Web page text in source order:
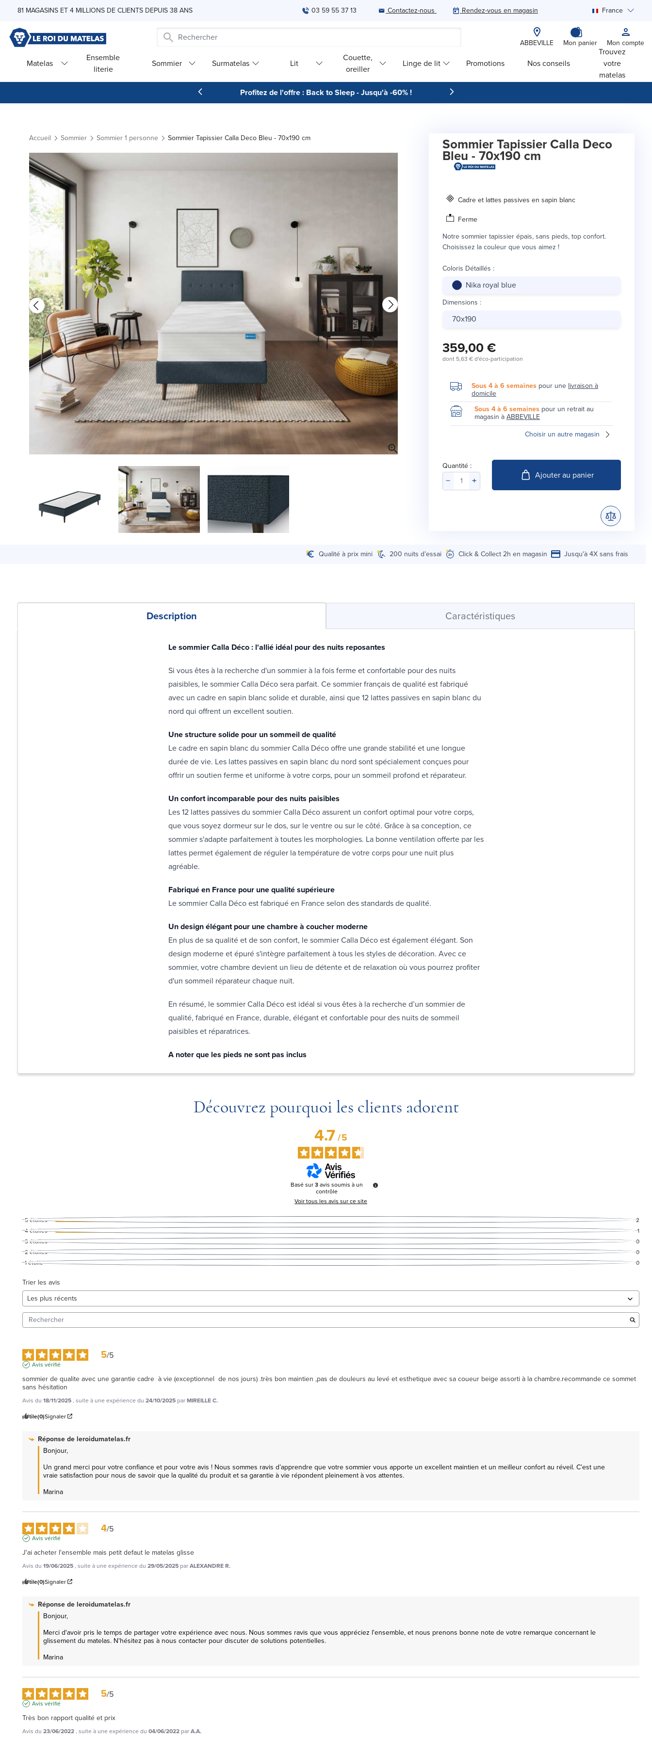
Skip to Content
81 MAGASINS ET 4 MILLIONS DE CLIENTS DEPUIS 38 ANS 03 59 55 37 13 Contactez-nous Rendez-vous en magasin France
ABBEVILLE Mon panier Mon compte
Matelas
Ensemble
literie
Sommier Surmatelas Lit
Couette,
oreiller
Linge de lit Promotions Nos conseils
Trouvez
votre
matelas
Profitez de l'offre : Back to Sleep - Jusqu'à -60% !
Accueil Sommier Sommier 1 personne Sommier Tapissier Calla Deco Bleu - 70x190 cm Sommier Tapissier Calla Deco
Bleu - 70x190 cm
Cadre et lattes passives en sapin blanc
Ferme
Notre sommier tapissier épais, sans pieds, top confort.
Choisissez la couleur que vous aimez !
Coloris Détaillés :
Nika royal blue
Dimensions :
70x190
359,00 €
dont 5,63 €d'éco-participation
Sous 4 à 6 semaines pour unelivraison à
domicile
Sous 4 à 6 semaines pour un retrait au
magasin àABBEVILLE
Choisir un autre magasin
Quantité :
Ajouter au panier
Qualité à prix mini 200 nuits d’essai Click & Collect 2h en magasin Jusqu'à 4X sans frais
Description Caractéristiques
Le sommier Calla Déco : l'allié idéal pour des nuits reposantes
Si vous êtes à la recherche d'un sommier à la fois ferme et confortable pour des nuits
paisibles, le sommier Calla Déco sera parfait. Ce sommier français de qualité est fabriqué
avec un cadre en sapin blanc solide et durable, ainsi que 12 lattes passives en sapin blanc du
nord qui offrent un excellent soutien.
Une structure solide pour un sommeil de qualité
Le cadre en sapin blanc du sommier Calla Déco offre une grande stabilité et une longue
durée de vie. Les lattes passives en sapin blanc du nord sont spécialement conçues pour
offrir un soutien ferme et uniforme à votre corps, pour un sommeil profond et réparateur.
Un confort incomparable pour des nuits paisibles
Les 12 lattes passives du sommier Calla Déco assurent un confort optimal pour votre corps,
que vous soyez dormeur sur le dos, sur le ventre ou sur le côté. Grâce à sa conception, ce
sommier s'adapte parfaitement à toutes les morphologies. La bonne ventilation offerte par les
lattes permet également de réguler la température de votre corps pour une nuit plus
agréable.
Fabriqué en France pour une qualité supérieure
Le sommier Calla Déco est fabriqué en France selon des standards de qualité.
Un design élégant pour une chambre à coucher moderne
En plus de sa qualité et de son confort, le sommier Calla Déco est également élégant. Son
design moderne et épuré s'intègre parfaitement à tous les styles de décoration. Avec ce
sommier, votre chambre devient un lieu de détente et de relaxation où vous pourrez profiter
d'un sommeil réparateur chaque nuit.
En résumé, le sommier Calla Déco est idéal si vous êtes à la recherche d’un sommier de
qualité, fabriqué en France, durable, élégant et confortable pour des nuits de sommeil
paisibles et réparatrices.
A noter que les pieds ne sont pas inclus
Découvrez pourquoi les clients adorent
4.7/5
Basé sur3avis soumis à un
contrôle
Voir tous les avis sur ce site
5étoiles
2
4étoiles
1
3 étoiles
0
2étoiles
0
1étoile 0
Trier les avis
5/5
Avis vérifié
sommier de qualite avec une garantie cadre  à vie (exceptionnel  de nos jours) .très bon maintien ,pas de douleurs au levé et esthetique avec sa coueur beige assorti à la chambre.recommande ce sommet
sans hésitation
Avis du 18/11/2025, suite à une expérience du 24/10/2025 parMIREILLE C.
Utile(0)Signaler
Réponse deleroidumatelas.fr
Bonjour,
Un grand merci pour votre confiance et pour votre avis ! Nous sommes ravis d’apprendre que votre sommier vous apporte un excellent maintien et un meilleur confort au réveil. C’est une
vraie satisfaction pour nous de savoir que la qualité du produit et sa garantie à vie répondent pleinement à vos attentes.
Marina
4/5
Avis vérifié
J'ai acheter l'ensemble mais petit defaut le matelas glisse
Avis du 19/06/2025, suite à une expérience du 29/05/2025 parALEXANDRE R.
Utile(0)Signaler
Réponse deleroidumatelas.fr
Bonjour,
Merci d'avoir pris le temps de partager votre expérience avec nous. Nous sommes ravis que vous appréciez l'ensemble, et nous prenons bonne note de votre remarque concernant le
glissement du matelas. N'hésitez pas à nous contacter pour discuter de solutions potentielles.
Marina
5/5
Avis vérifié
Très bon rapport qualité et prix
Avis du 23/06/2022, suite à une expérience du 04/06/2022 parA.A.